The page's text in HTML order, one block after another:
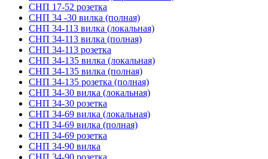
СНП 17-52 розетка
СНП 34 -30 вилка (полная)
СНП 34-113 вилка (локальная)
СНП 34-113 вилка (полная)
СНП 34-113 розетка
СНП 34-135 вилка (локальная)
СНП 34-135 вилка (полная)
СНП 34-135 розетка (полная)
СНП 34-30 вилка (локальная)
СНП 34-30 розетка
СНП 34-69 вилка (локальная)
СНП 34-69 вилка (полная)
СНП 34-69 розетка
СНП 34-90 вилка
СНП 34-90 розетка